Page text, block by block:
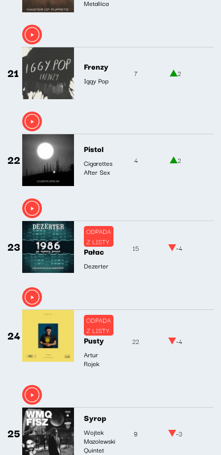
Metallica
21 Frenzy
Iggy Pop
7 2
22
Pistol
Cigarettes
After Sex
4 2
23
ODPADA
Z LISTY
Pałac
Dezerter
15 -4
24
ODPADA
Z LISTY
Pusty
Artur
Rojek
22 -4
25
Syrop
Wojtek
Mazolewski
Quintet
9 -3